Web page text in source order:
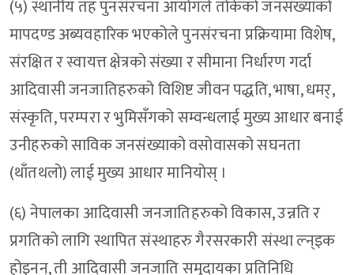
(५) स्थानीय तह पुनसंरचना आयोगले तोकेको जनसंख्याको
मापदण्ड अब्यवहारिक भएकोले पुनसंरचना प्रक्रियामा विशेष,
संरक्षित र स्वायत्त क्षेत्रको संख्या र सीमाना निर्धारण गर्दा
आदिवासी जनजातिहरुको विशिष्ट जीवन पद्धति, भाषा, धमर्,
संस्कृति, परम्परा र भुमिसँगको सम्वन्धलाई मुख्य आधार बनाई
उनीहरुको साविक जनसंख्याको वसोवासको सघनता
(थाँतथलो) लाई मुख्य आधार मानियोस् ।
(६) नेपालका आदिवासी जनजातिहरुको विकास, उन्नति र
प्रगतिको लागि स्थापित संस्थाहरु गैरसरकारी संस्था ल्न्इक
होइनन्, ती आदिवासी जनजाति समुदायका प्रतिनिधि